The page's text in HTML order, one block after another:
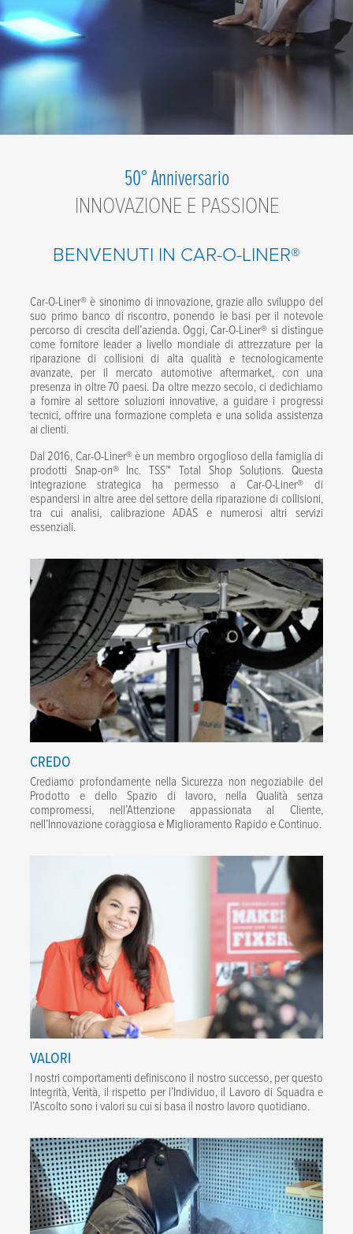
Chi
Siamo
50° Anniversario
INNOVAZIONE E PASSIONE
BENVENUTI IN CAR-O-LINER®
Car-O-Liner® è sinonimo di innovazione, grazie allo sviluppo del
suo primo banco di riscontro, ponendo le basi per il notevole
percorso di crescita dell’azienda. Oggi, Car-O-Liner® si distingue
come fornitore leader a livello mondiale di attrezzature per la
riparazione di collisioni di alta qualità e tecnologicamente
avanzate, per il mercato automotive aftermarket, con una
presenza in oltre 70 paesi. Da oltre mezzo secolo, ci dedichiamo
a fornire al settore soluzioni innovative, a guidare i progressi
tecnici, offrire una formazione completa e una solida assistenza
ai clienti.
Dal 2016, Car-O-Liner® è un membro orgoglioso della famiglia di
prodotti Snap-on® Inc. TSS™ Total Shop Solutions. Questa
integrazione strategica ha permesso a Car-O-Liner® di
espandersi in altre aree del settore della riparazione di collisioni,
tra cui analisi, calibrazione ADAS e numerosi altri servizi
essenziali.
CREDO
Crediamo profondamente nella Sicurezza non negoziabile del
Prodotto e dello Spazio di lavoro, nella Qualità senza
compromessi, nell’Attenzione appassionata al Cliente,
nell’Innovazione coraggiosa e Miglioramento Rapido e Continuo.
VALORI
I nostri comportamenti definiscono il nostro successo, per questo
Integrità, Verità, il rispetto per l’Individuo, il Lavoro di Squadra e
l’Ascolto sono i valori su cui si basa il nostro lavoro quotidiano.